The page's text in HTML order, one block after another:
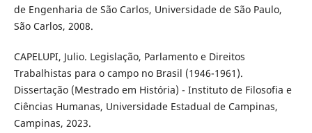
de Engenharia de São Carlos, Universidade de São Paulo,
São Carlos, 2008.
CAPELUPI, Julio. Legislação, Parlamento e Direitos
Trabalhistas para o campo no Brasil (1946-1961).
Dissertação (Mestrado em História) - Instituto de Filosofia e
Ciências Humanas, Universidade Estadual de Campinas,
Campinas, 2023.